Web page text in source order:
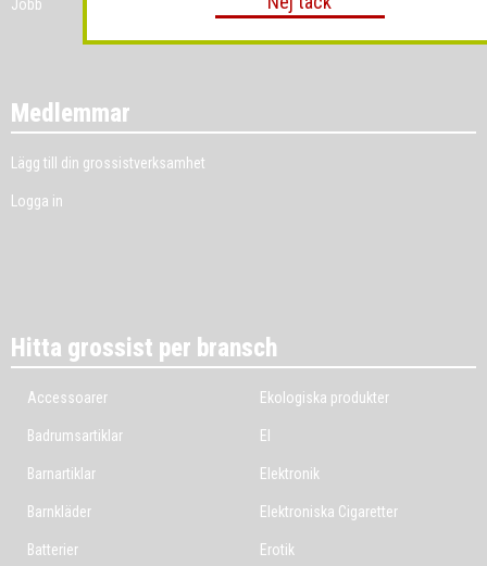
Jobb
Medlemmar
Lägg till din grossistverksamhet
Logga in
Hitta grossist per bransch
Accessoarer
Badrumsartiklar
Barnartiklar
Barnkläder
Batterier
Ekologiska produkter
El
Elektronik
Elektroniska Cigaretter
Erotik